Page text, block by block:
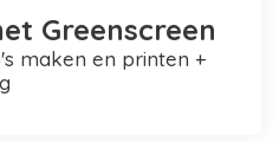
Greenscreen